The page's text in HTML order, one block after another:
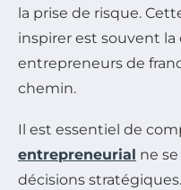
la prise de risque.
inspirer est souvent
entrepreneurs de
chemin.
Il est essentiel de
entrepreneurial ne
décisions